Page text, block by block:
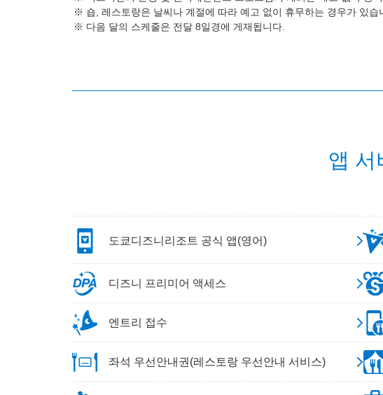
숍, 레스토랑은 날씨나 계절에 따라 예고 없이 휴무하는 경우가 있습
다음 달의 스케줄은 전달 8일경에 게재됩니다.
앱 서
도쿄디즈니리조트 공식 앱(영어)
디즈니 프리미어 액세스
엔트리 접수
좌석 우선안내권(레스토랑 우선안내 서비스)